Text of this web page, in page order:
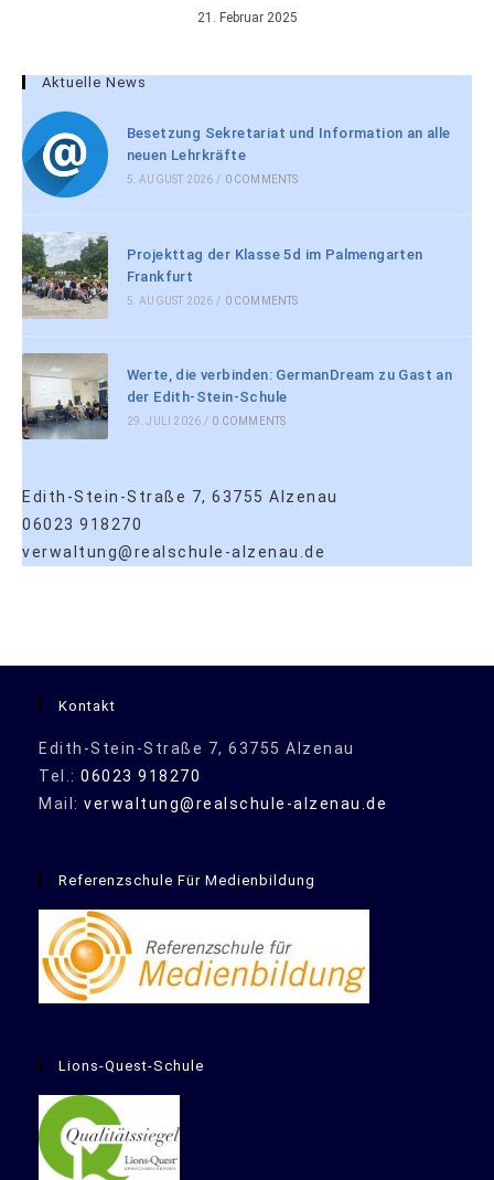
21. Februar 2025
Aktuelle News
Besetzung Sekretariat und Information an alle
neuen Lehrkräfte
5. AUGUST 2026 / 0 COMMENTS
Projekttag der Klasse 5d im Palmengarten
Frankfurt
5. AUGUST 2026 / 0 COMMENTS
Werte, die verbinden: GermanDream zu Gast an
der Edith-Stein-Schule
29. JULI 2026 / 0 COMMENTS
Edith-Stein-Straße 7, 63755 Alzenau
06023 918270
verwaltung@realschule-alzenau.de
Kontakt
Edith-Stein-Straße 7, 63755 Alzenau
Tel.: 06023 918270
Mail: verwaltung@realschule-alzenau.de
Referenzschule Für Medienbildung
Lions-Quest-Schule